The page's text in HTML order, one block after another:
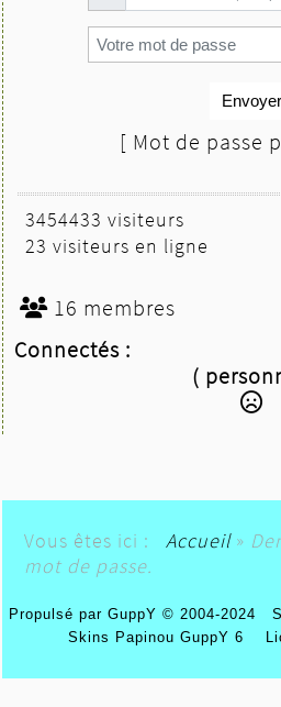
Envoyer
[ Mot de passe
3454433 visiteurs
23 visiteurs en ligne
16 membres
Connectés :
(
Vous êtes ici : Accueil »
mot de passe.
Propulsé par GuppY © 2004-2024
Skins Papinou GuppY 6